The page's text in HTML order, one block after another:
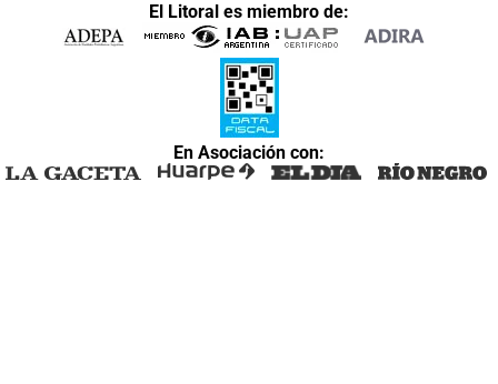
El Litoral es miembro de:
En Asociación con: